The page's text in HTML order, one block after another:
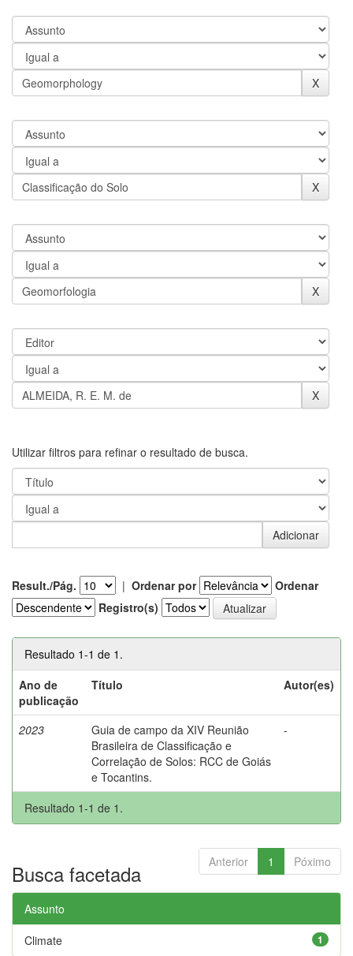
Utilizar filtros para refinar o resultado de busca.
Result./Pág. | Ordenar por
Ordenar
Registro(s)
Resultado 1-1 de 1.
Ano de
publicação
Título Autor(es)
2023
Guia de campo da XIV Reunião
Brasileira de Classificação e
Correlação de Solos: RCC de Goiás
e Tocantins.
-
Resultado 1-1 de 1.
Anterior 1 Póximo
Busca facetada
Assunto
1
Climate